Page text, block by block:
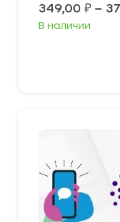
349,00 ₽ –
В наличии